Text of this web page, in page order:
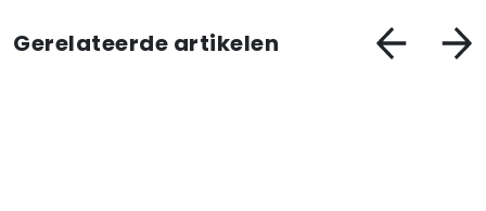
Gerelateerde artikelen